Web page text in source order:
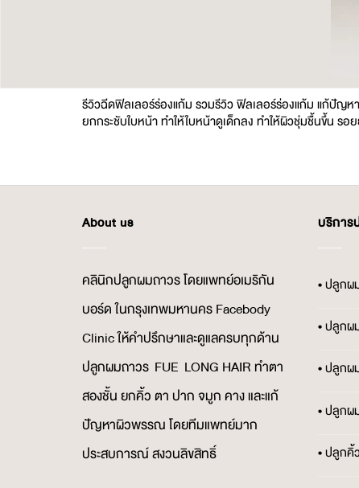
รีวิวฉีดฟิลเลอร์ร่องแก้ม รวมรีวิว ฟิลเลอร์ร่องแก้ม แก้ปั
ยกกระชับใบหน้า ทำให้ใบหน้าดูเด็กลง ทำให้ผิวชุ่มชื้นขึ้น
About us
คลินิกปลูกผมถาวร โดยแพทย์อเมริกัน
บอร์ด ในกรุงเทพมหานคร Facebody
Clinic ให้คำปรึกษาและดูแลครบทุกด้าน
ปลูกผมถาวร FUE LONG HAIR ทำตา
สองชั้น ยกคิ้ว ตา ปาก จมูก คาง และแก้
ปัญหาผิวพรรณ โดยทีมแพทย์มาก
ประสบการณ์ สงวนลิขสิทธิ์
บริกา
• ปลูกผ
• ปลูกผ
• ปลูกผ
• ปลูกผ
• ปลูกคิ้